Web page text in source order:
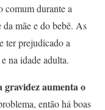
comum durante a
da mãe e do bebê. As
ter prejudicado a
na idade adulta.
aumenta o
então há boas